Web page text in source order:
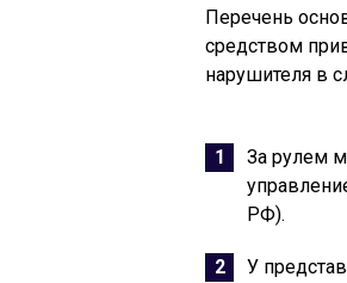
Перечень
средством
нарушителя в
За рулем
РФ).
У